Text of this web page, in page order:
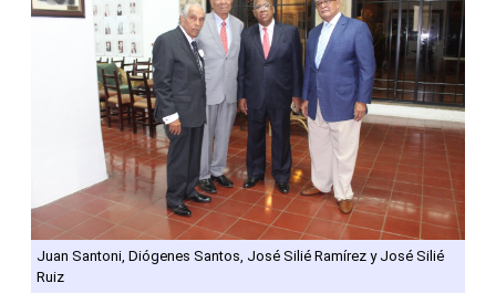
Juan Santoni, Diógenes Santos, José Silié Ramírez y José Silié
Ruiz